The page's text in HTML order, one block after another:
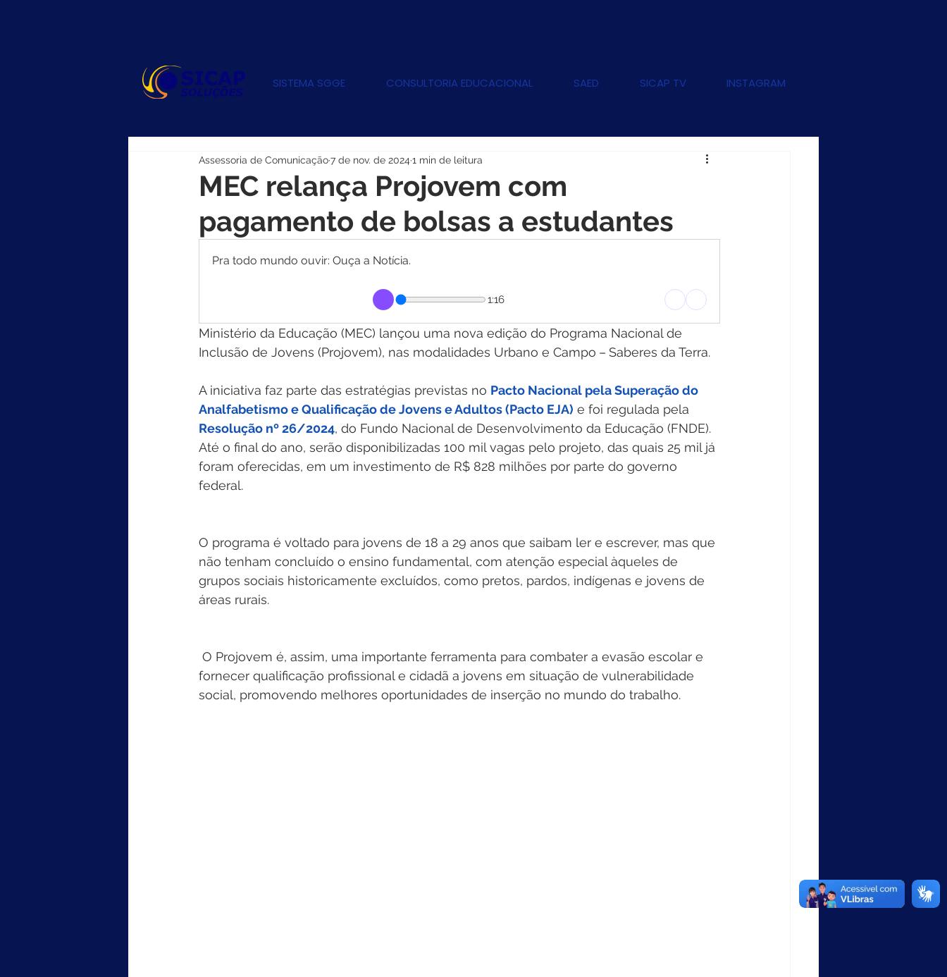
SISTEMA SGGE CONSULTORIA EDUCACIONAL SAED SICAP TV INSTAGRAM
MEC relança Projovem com
pagamento de bolsas a estudantes
Assessoria de Comunicação7 de nov. de 2024 1 min de leitura
Pra todo mundo ouvir: Ouça a Notícia.
1:16
Ministério da Educação (MEC) lançou uma nova edição do Programa Nacional de
Inclusão de Jovens (Projovem), nas modalidades Urbano e Campo – Saberes da Terra.
A iniciativa faz parte das estratégias previstas no Pacto Nacional pela Superação do
Analfabetismo e Qualificação de Jovens e Adultos (Pacto EJA) e foi regulada pela
Resolução nº 26/2024, do Fundo Nacional de Desenvolvimento da Educação (FNDE).
Até o final do ano, serão disponibilizadas 100 mil vagas pelo projeto, das quais 25 mil já
foram oferecidas, em um investimento de R$ 828 milhões por parte do governo
federal.
O programa é voltado para jovens de 18 a 29 anos que saibam ler e escrever, mas que
não tenham concluído o ensino fundamental, com atenção especial àqueles de
grupos sociais historicamente excluídos, como pretos, pardos, indígenas e jovens de
áreas rurais.
fornecer qualificação profissional e cidadã a jovens em situação de vulnerabilidade
social, promovendo melhores oportunidades de inserção no mundo do trabalho.